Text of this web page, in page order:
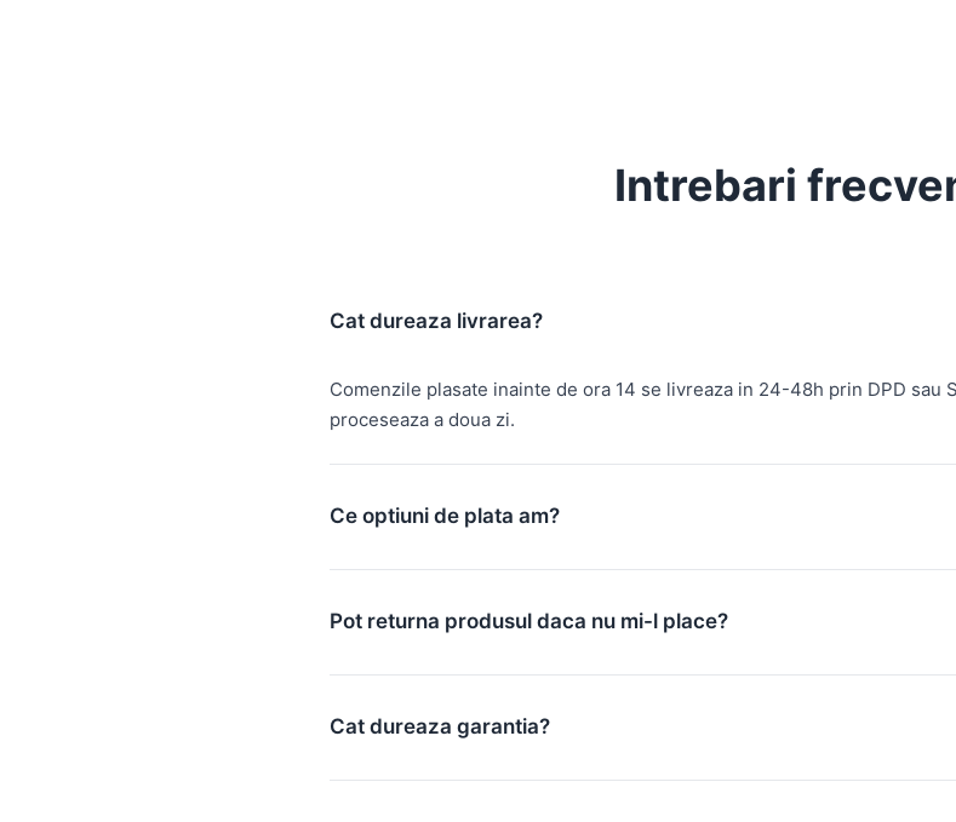
Intrebari
Cat dureaza livrarea?
Comenzile plasate inainte de ora 14 se livreaza in 24-48h prin DPD sau
proceseaza a doua zi.
Ce optiuni de plata am?
Pot returna produsul daca nu mi-l place?
Cat dureaza garantia?